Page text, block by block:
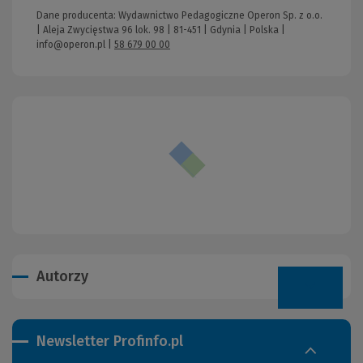
Dane producenta: Wydawnictwo Pedagogiczne Operon Sp. z o.o.
| Aleja Zwycięstwa 96 lok. 98 | 81-451 | Gdynia | Polska |
info@operon.pl
58 679 00 00
Autorzy
Newsletter Profinfo.pl